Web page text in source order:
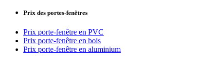
Prix des portes-fenêtres
Prix porte-fenêtre en PVC
Prix porte-fenêtre en bois
Prix porte-fenêtre en aluminium